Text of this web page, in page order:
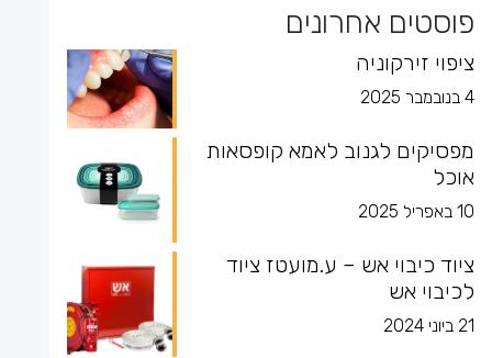
פוסטים אחרונים
ציפוי זירקוניה
4 בנובמבר 2025
מפסיקים לגנוב לאמא קופסאות
אוכל
10 באפריל 2025
ציוד כיבוי אש – ע.מועטז ציוד
לכיבוי אש
21 ביוני 2024